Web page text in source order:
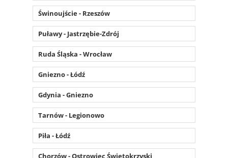
Świnoujście - Rzeszów
Puławy - Jastrzębie-Zdrój
Ruda Śląska - Wrocław
Gniezno - Łódź
Gdynia - Gniezno
Tarnów - Legionowo
Piła - Łódź
Chorzów - Ostrowiec Świętokrzyski